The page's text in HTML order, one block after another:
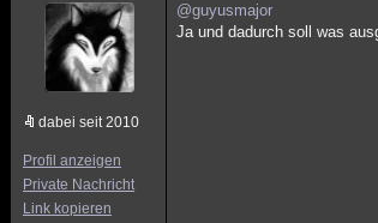
dabei seit 2010
Profil anzeigen
Private Nachricht
Link kopieren
@guyusmajor
Ja und dadurch soll was